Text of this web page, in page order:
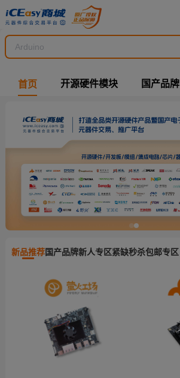
首页 开源硬件模块 国产品牌
新品推荐国产品牌新人专区紧缺秒杀包邮专区